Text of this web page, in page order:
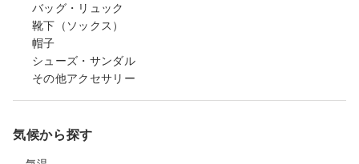
バッグ・リュック
靴下（ソックス）
帽子
シューズ・サンダル
その他アクセサリー
気候から探す